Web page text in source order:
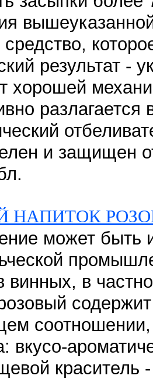
результат -
хорошей
и защищен
НАПИТОК
может быть
винных, в
соотношении,
вкусо-
краситель